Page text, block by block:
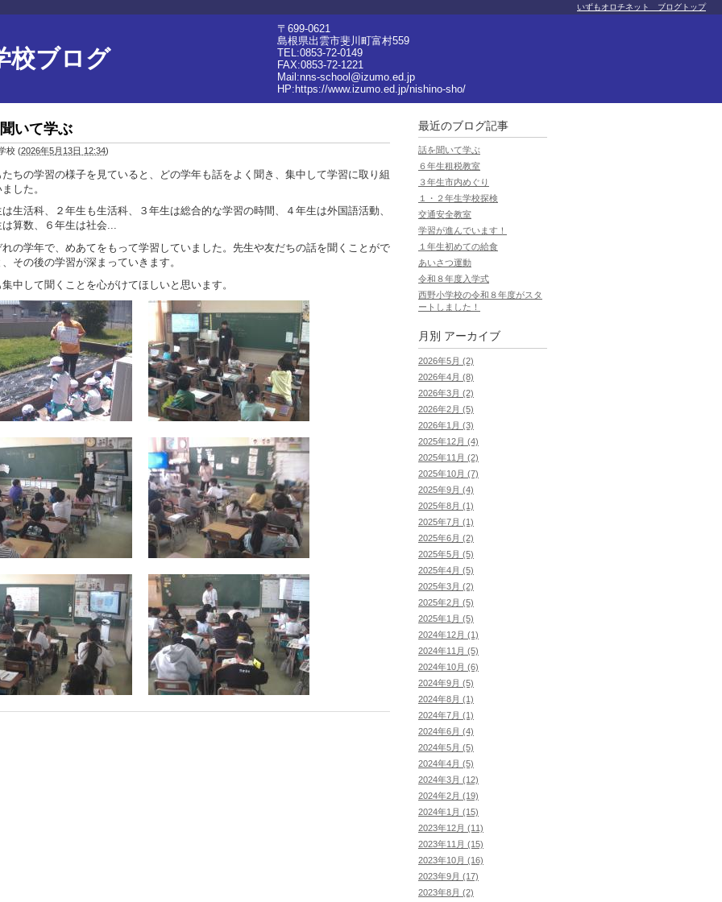
校ブログ
〒699-0621
島根県出雲市斐川町富村559
TEL:0853-72-0149
FAX:0853-72-1221
Mail:nns-school@izumo.ed.jp
HP: https://www.izumo.ed.jp/nishino-sho/
いずもオロチネット ブログトップ
いて学ぶ
校 (2026年5月13日 12:34)
ちの学習の様子を見ていると、どの学年も話をよく聞き、集中して学習に取り組
した。
は生活科、２年生も生活科、３年生は総合的な学習の時間、４年生は外国語活動、
は算数、６年生は社会...
れの学年で、めあてをもって学習していました。先生や友だちの話を聞くことがで
、その後の学習が深まっていきます。
中して聞くことを心がけてほしいと思います。
最近のブログ記事
話を聞いて学ぶ
６年生租税教室
３年生市内めぐり
１・２年生学校探検
交通安全教室
学習が進んでいます！
１年生初めての給食
あいさつ運動
令和８年度入学式
西野小学校の令和８年度がスタ
ートしました！
月別 アーカイブ
2026年5月 (2)
2026年4月 (8)
2026年3月 (2)
2026年2月 (5)
2026年1月 (3)
2025年12月 (4)
2025年11月 (2)
2025年10月 (7)
2025年9月 (4)
2025年8月 (1)
2025年7月 (1)
2025年6月 (2)
2025年5月 (5)
2025年4月 (5)
2025年3月 (2)
2025年2月 (5)
2025年1月 (5)
2024年12月 (1)
2024年11月 (5)
2024年10月 (6)
2024年9月 (5)
2024年8月 (1)
2024年7月 (1)
2024年6月 (4)
2024年5月 (5)
2024年4月 (5)
2024年3月 (12)
2024年2月 (19)
2024年1月 (15)
2023年12月 (11)
2023年11月 (15)
2023年10月 (16)
2023年9月 (17)
2023年8月 (2)